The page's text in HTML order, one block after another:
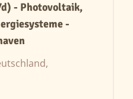
- Photovoltaik,
-